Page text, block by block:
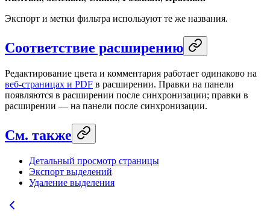
Экспорт и метки фильтра используют те же названия.
Соответствие расширению
Редактирование цвета и комментария работает одинаково на
веб-страницах и PDF в расширении. Правки на панели
появляются в расширении после синхронизации; правки в
расширении — на панели после синхронизации.
См. также
Детальный просмотр страницы
Экспорт выделений
Удаление выделения